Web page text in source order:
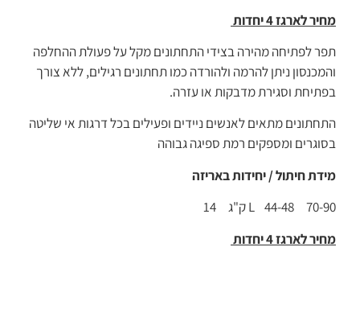
מחיר לארגז 4 יחדות
תפר לפתיחה מהירה בצידי התחתונים מקל על פעולת ההחלפה
והמכנסון ניתן להרמה ולהורדה כמו תחתונים רגילים, ללא צורך
בפתיחת וסגירת מדבקות או עזרה.
התחתונים מתאים לאנשים ניידים ופעילים בכל דרגות אי שליטה
בסוגרים ומספקים רמת ספיגה גבוהה
מידת חיתול / יחידות באריזה
L 44-48 70-90 ק"ג 14
מחיר לארגז 4 יחדות